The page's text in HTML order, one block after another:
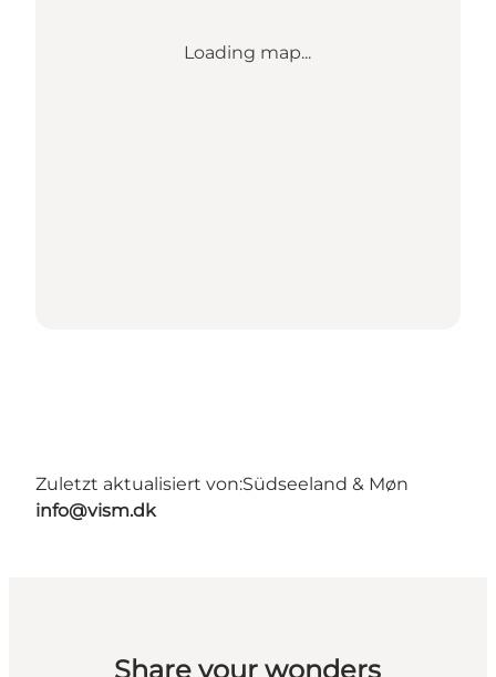
Loading map...
Zuletzt aktualisiert von:Südseeland & Møn
info@vism.dk
Share your wonders